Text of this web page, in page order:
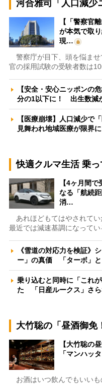
河合雅司「人口減少
【「警察官
が本気で取
現…
警察庁が目下、頭を悩ませ
官の採用試験の受験者数は
【安全・安心ニッポンの
分の1以下に！ 出生数減
【医療崩壊】人口減少で
見舞われ地域医療が限
快適クルマ生活 乗
【4ヶ月間
なる「航続
消…
あれほどもてはやされてい
最近では減速基調になって
《雪道の対応力を検証》
ー」の真価 「ターボ」
乗り込むと同時に「これ
た 「日産ルークス」さ
大竹聡の「昼酒御免
【大竹聡の
「マンハッ
お酒はいつ飲んでもいいも